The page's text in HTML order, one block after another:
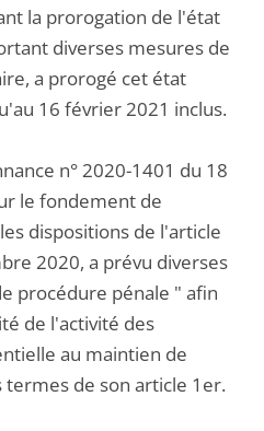
la prorogation de l'état
diverses mesures de
a prorogé cet état
16 février 2021 inclus.
n° 2020-1401 du 18
le fondement de
dispositions de l'article
2020, a prévu diverses
procédure pénale " afin
de l'activité des
au maintien de
de son article 1er.